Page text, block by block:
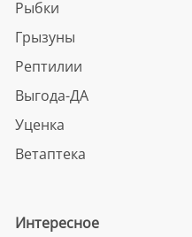
Рыбки
Грызуны
Рептилии
Выгода-ДА
Уценка
Ветаптека
Интересное